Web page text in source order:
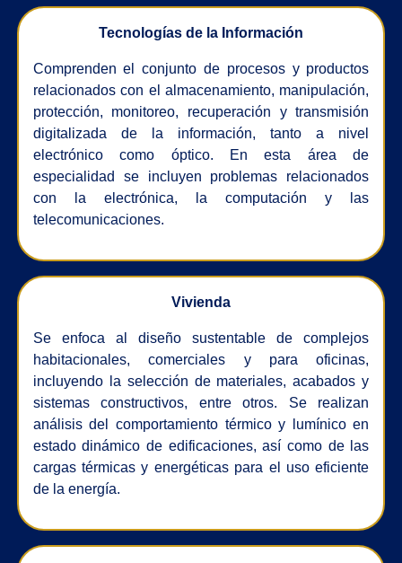
Tecnologías de la Información
Comprenden el conjunto de procesos y productos
relacionados con el almacenamiento, manipulación,
protección, monitoreo, recuperación y transmisión
digitalizada de la información, tanto a nivel
electrónico como óptico. En esta área de
especialidad se incluyen problemas relacionados
con la electrónica, la computación y las
telecomunicaciones.
Vivienda
Se enfoca al diseño sustentable de complejos
habitacionales, comerciales y para oficinas,
incluyendo la selección de materiales, acabados y
sistemas constructivos, entre otros. Se realizan
análisis del comportamiento térmico y lumínico en
estado dinámico de edificaciones, así como de las
cargas térmicas y energéticas para el uso eficiente
de la energía.